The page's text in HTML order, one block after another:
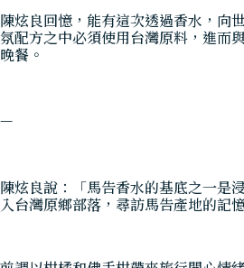
陳炫良回憶，能有這次透過香水，向
氛配方之中必須使用台灣原料，進而
晚餐。
—
陳炫良說：「馬告香水的基底之一是
入台灣原鄉部落，尋訪馬告產地的記憶